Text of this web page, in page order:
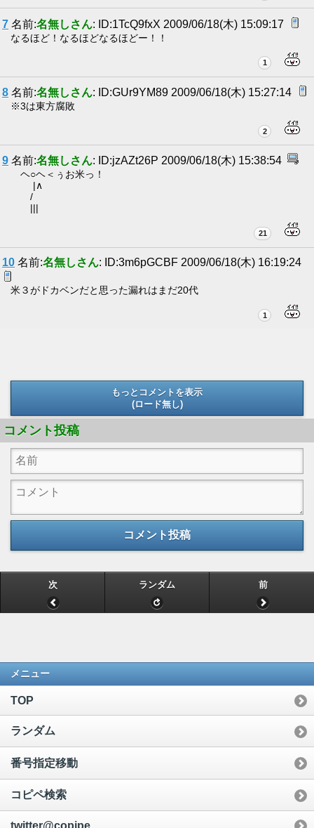
7 名前:名無しさん: ID:1TcQ9fxX 2009/06/18(木) 15:09:17
なるほど！なるほどなるほどー！！
1
8 名前:名無しさん: ID:GUr9YM89 2009/06/18(木) 15:27:14
※3は東方腐敗
2
9 名前:名無しさん: ID:jzAZt26P 2009/06/18(木) 15:38:54
ヘ○ヘ＜ぅお米っ！
|∧
/
|||
21
10 名前:名無しさん: ID:3m6pGCBF 2009/06/18(木) 16:19:24
米３がドカベンだと思った漏れはまだ20代
1
もっとコメントを表示
(ロード無し)
コメント投稿
コメント投稿
次 ランダム 前
メニュー
TOP
ランダム
番号指定移動
コピペ検索